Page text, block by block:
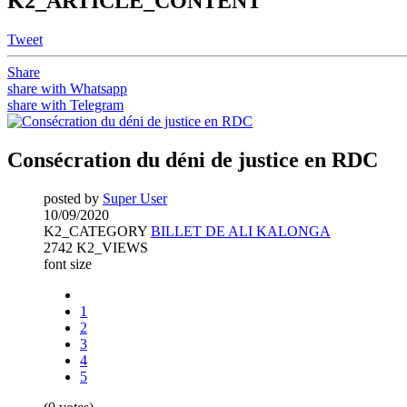
Tweet
Share
share with Whatsapp
share with Telegram
Consécration du déni de justice en RDC
posted by Super User
10/09/2020
K2_CATEGORY BILLET DE ALI KALONGA
2742 K2_VIEWS
font size
1
2
3
4
5